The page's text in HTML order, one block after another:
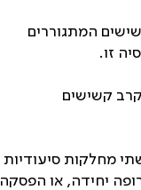
המתגוררים
זו.
קשישים
מחלקות סיעודיות
יחידה, או הפסקה